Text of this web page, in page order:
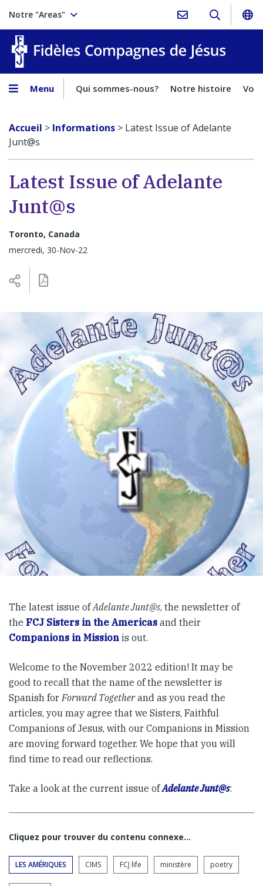
Notre "Areas"
Menu Qui sommes-nous? Notre histoire
Accueil > Informations > Latest Issue of Adelante
Junt@s
Latest Issue of Adelante
Junt@s
Toronto, Canada
mercredi, 30-Nov-22
The latest issue ofAdelante Junt@s, the newsletter of
the FCJ Sisters in the Americas and their
Companions in Mission is out.
Welcome to the November 2022 edition! It may be
good to recall that the name of the newsletter is
Spanish forForward Togetherand as you read the
articles, you may agree that we Sisters, Faithful
Companions of Jesus, with our Companions in Mission
are moving forward together. We hope that you will
find time to read our reflections.
Take a look at the current issue ofAdelante Junt@s:
Cliquez pour trouver du contenu connexe…
LES AMÉRIQUES CIMS FCJ life ministère poetry